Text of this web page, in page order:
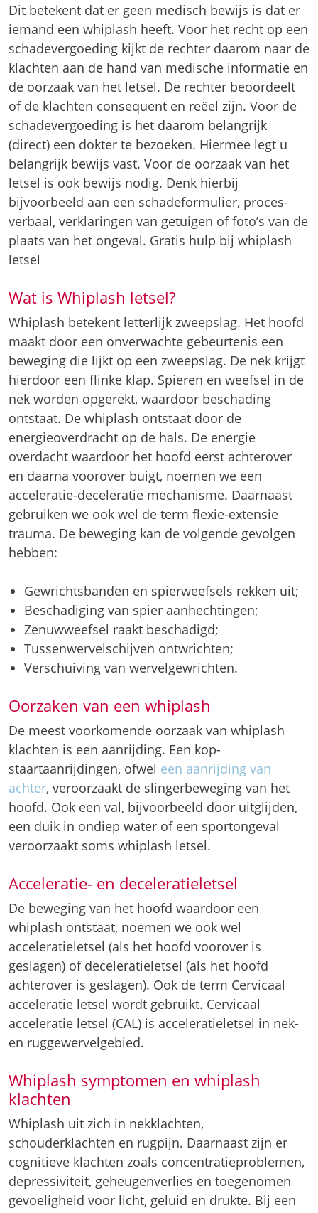
Dit betekent dat er geen medisch bewijs is dat er
iemand een whiplash heeft. Voor het recht op een
schadevergoeding kijkt de rechter daarom naar de
klachten aan de hand van medische informatie en
de oorzaak van het letsel. De rechter beoordeelt
of de klachten consequent en reëel zijn. Voor de
schadevergoeding is het daarom belangrijk
(direct) een dokter te bezoeken. Hiermee legt u
belangrijk bewijs vast. Voor de oorzaak van het
letsel is ook bewijs nodig. Denk hierbij
bijvoorbeeld aan een schadeformulier, proces-
verbaal, verklaringen van getuigen of foto’s van de
plaats van het ongeval. Gratis hulp bij whiplash
letsel
Wat is Whiplash letsel?
Whiplash betekent letterlijk zweepslag. Het hoofd
maakt door een onverwachte gebeurtenis een
beweging die lijkt op een zweepslag. De nek krijgt
hierdoor een flinke klap. Spieren en weefsel in de
nek worden opgerekt, waardoor beschading
ontstaat. De whiplash ontstaat door de
energieoverdracht op de hals. De energie
overdacht waardoor het hoofd eerst achterover
en daarna voorover buigt, noemen we een
acceleratie-deceleratie mechanisme. Daarnaast
gebruiken we ook wel de term flexie-extensie
trauma. De beweging kan de volgende gevolgen
hebben:
Gewrichtsbanden en spierweefsels rekken uit;
Beschadiging van spier aanhechtingen;
Zenuwweefsel raakt beschadigd;
Tussenwervelschijven ontwrichten;
Verschuiving van wervelgewrichten.
Oorzaken van een whiplash
De meest voorkomende oorzaak van whiplash
klachten is een aanrijding. Een kop-
staartaanrijdingen, ofwel een aanrijding van
achter, veroorzaakt de slingerbeweging van het
hoofd. Ook een val, bijvoorbeeld door uitglijden,
een duik in ondiep water of een sportongeval
veroorzaakt soms whiplash letsel.
Acceleratie- en deceleratieletsel
De beweging van het hoofd waardoor een
whiplash ontstaat, noemen we ook wel
acceleratieletsel (als het hoofd voorover is
geslagen) of deceleratieletsel (als het hoofd
achterover is geslagen). Ook de term Cervicaal
acceleratie letsel wordt gebruikt. Cervicaal
acceleratie letsel (CAL) is acceleratieletsel in nek-
en ruggewervelgebied.
Whiplash symptomen en whiplash
klachten
Whiplash uit zich in nekklachten,
schouderklachten en rugpijn. Daarnaast zijn er
cognitieve klachten zoals concentratieproblemen,
depressiviteit, geheugenverlies en toegenomen
gevoeligheid voor licht, geluid en drukte. Bij een